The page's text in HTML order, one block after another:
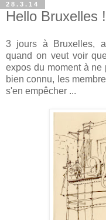
28.3.14
Hello Bruxelles !
3 jours à Bruxelles,
quand on veut voir
expos du moment à ne
bien connu, les
s'en empêcher ...